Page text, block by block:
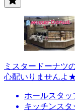
ミスタードーナツ
心配いりませんよ
ホールスタッ
キッチンスタ